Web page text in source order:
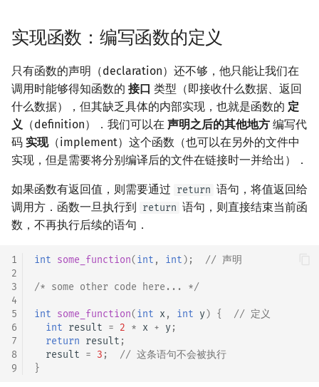
Sublime Text
CP Editor
Code::Blocks
Git Tim 排序
排序相关 STL
排序应用
概率 DP
DP 套 DP
DP 优化
其它 DP 方法
后缀平衡树
广义后缀自动机
后缀树
Manacher
回文树
序列自动机
最小表示法
Lyndon 分解
Main–Lorentz 算法
升幂引理
阶乘取模
卢卡斯定理
同余方程
二次剩余
离散对数
高次剩余 & 单位根
狄利克雷卷积
Lagrange 反演
形式幂级数复合|复合逆
普通生成函数
指数生成函数
组合数学 范德蒙德卷积
Pólya 计数
图论计数
线性代数
线性规划
抽象代数
概率论
博弈论
数值算法
序理论
杨氏矩阵
拟阵
线段树
划分树
二叉搜索树 & 平衡树
跳表
可持久化数据结构
树套树
K-D Tree
动态树
析合树
PQ 树
树上随机游走
连通性相关
环计数问题
最小环
2-SAT
欧拉图
哈密顿图
二分图
平面图
弦图
图的着色
反演变换
计算几何杂项
在一台机器上规划任务
主元素问题
Garsia–Wachs 算法
15-puzzle
Kahan 求和
珂朵莉树/颜色段均摊
空间优化简介
实现函数：编写函数的定义
只有函数的声明（declaration）还不够，他只能让我们在
调用时能够得知函数的 接口 类型（即接收什么数据、返回
什么数据），但其缺乏具体的内部实现，也就是函数的 定
义 （definition）．我们可以在 声明之后的其他地方 编写代
码 实现（implement）这个函数（也可以在另外的文件中
实现，但是需要将分别编译后的文件在链接时一并给出）．
如果函数有返回值，则需要通过 return 语句，将值返回给
调用方．函数一旦执行到 return 语句，则直接结束当前函
数，不再执行后续的语句．
1
2
3
4
5
6
7
8
9
int some_function(int , int); // 声明
/* some other code here... */
int some_function(int x, int y) {
// 定义
int result = 2 * x + y;
return result ;
result = 3 ;
// 这条语句不会被执行
}